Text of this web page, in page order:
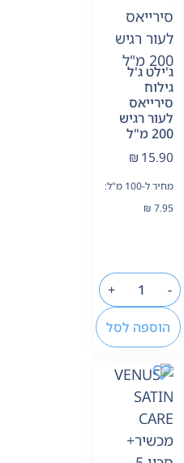
ג'ילט ג'ל
גילוח
סירייאס
לעור רגיש
200 מ"ל
₪ 15.90
מחיר ל-100 מ"ל:
₪ 7.95
-
+
הוספה לסל